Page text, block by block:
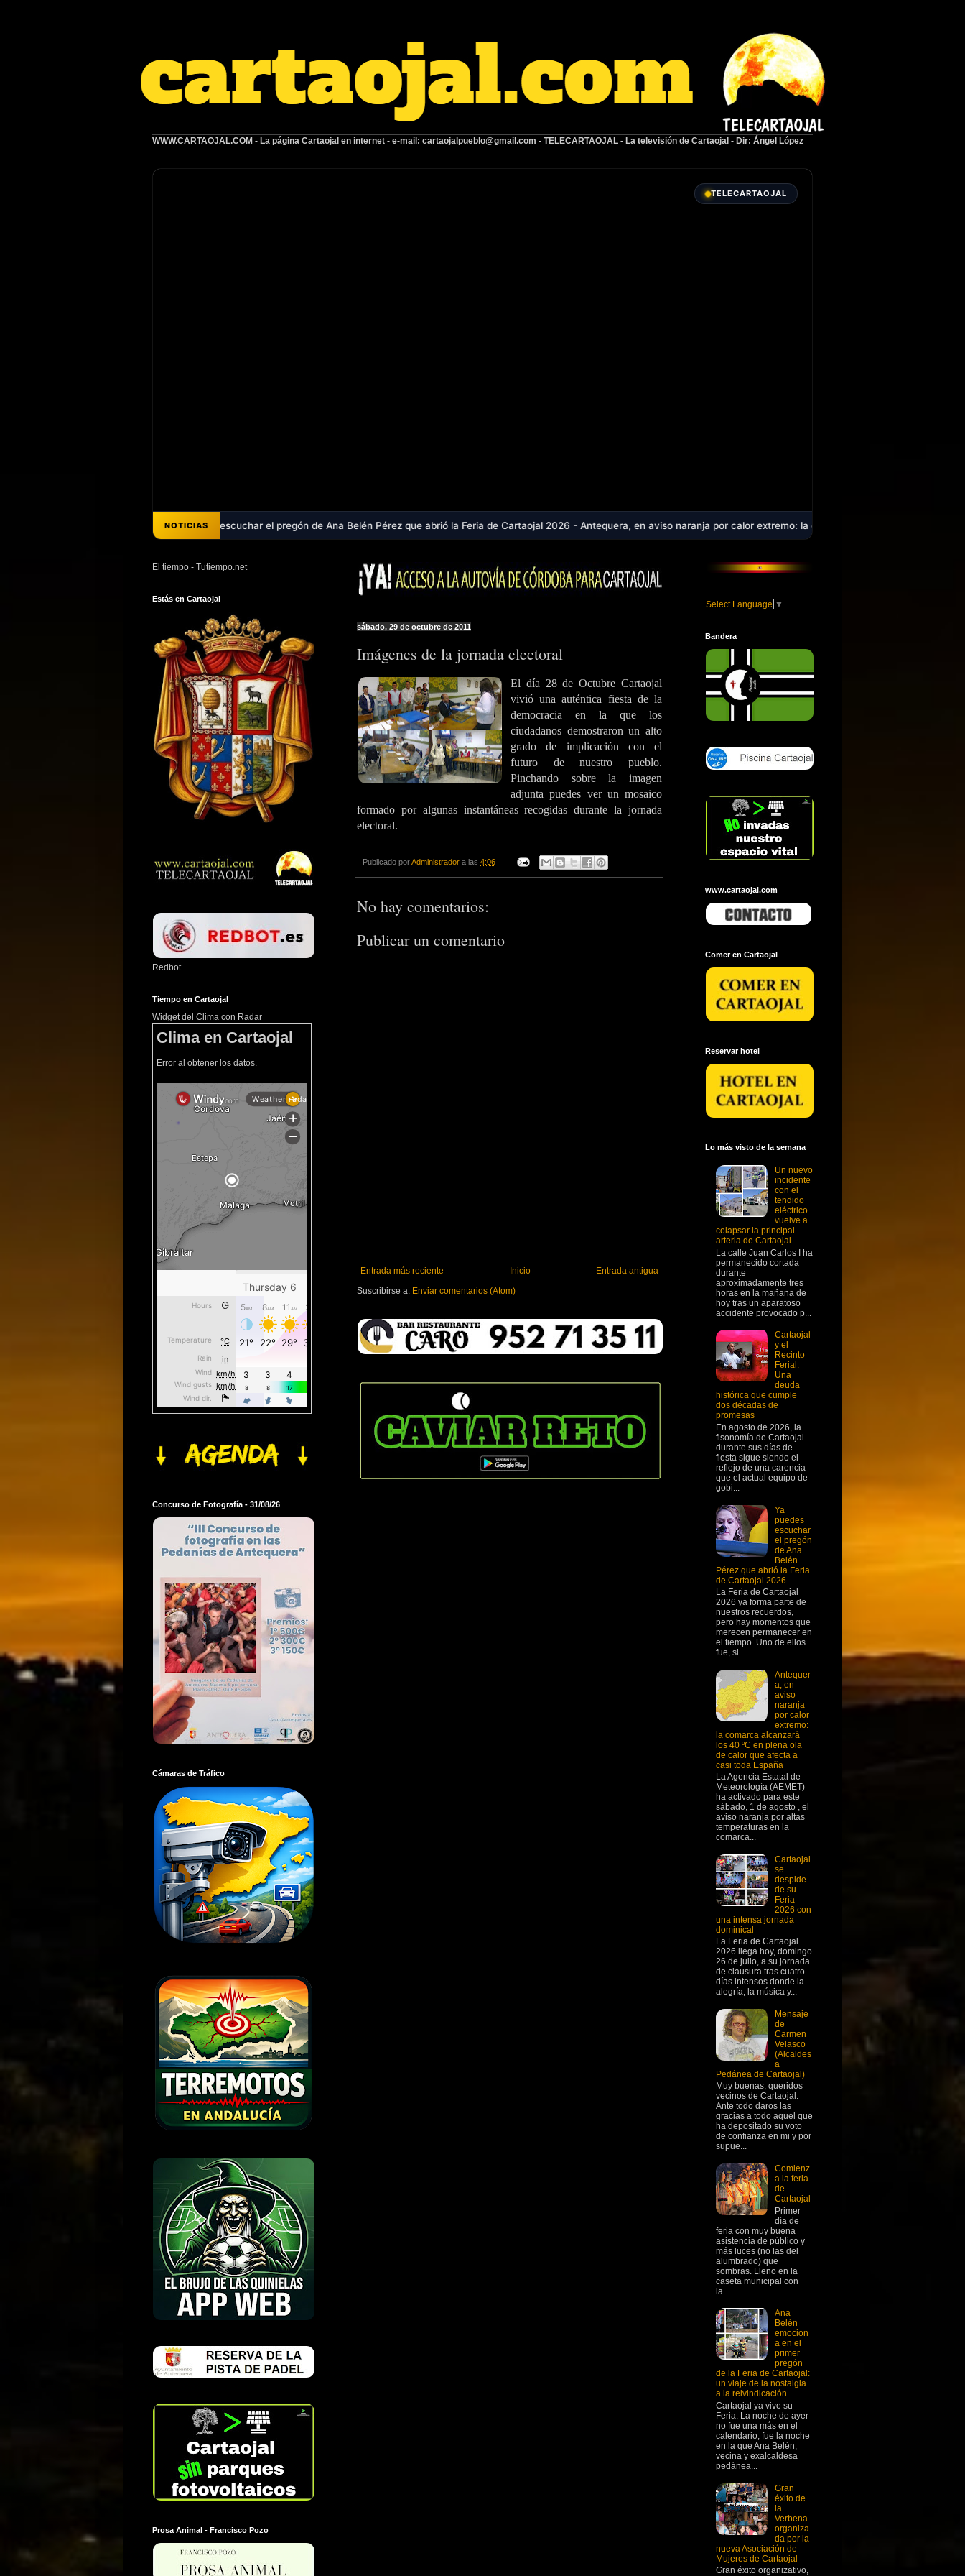
WWW.CARTAOJAL.COM - La página Cartaojal en internet - e-mail: cartaojalpueblo@gmail.com - TELECARTAOJAL - La televisión de Cartaojal - Dir: Ángel López
TELECARTAOJAL
NOTICIAS
promesas - Ya puedes escuchar el pregón de Ana Belén Pérez que abrió la Feria de Cartaojal 2026 - Antequera, en aviso naranja por calor extremo: la comarca alcanzará los 40 ºC en plena ola de
sábado, 29 de octubre de 2011
Imágenes de la jornada electoral
El día 28 de Octubre Cartaojal
vivió una auténtica fiesta de la
democracia en la que los
ciudadanos demostraron un alto
grado de implicación con el
futuro de nuestro pueblo.
Pinchando sobre la imagen
adjunta puedes ver un mosaico
formado por algunas instantáneas recogidas durante la jornada
electoral.
Publicado porAdministrador a las 4:06
No hay comentarios:
Publicar un comentario
Entrada más reciente Entrada antigua
Inicio
Suscribirse a: Enviar comentarios (Atom)
El tiempo - Tutiempo.net
Estás en Cartaojal
Redbot
Tiempo en Cartaojal
Widget del Clima con Radar
Clima en Cartaojal
Error al obtener los datos.
Concurso de Fotografía - 31/08/26
Cámaras de Tráfico
Prosa Animal - Francisco Pozo
Select Language ▼
Bandera
www.cartaojal.com
Comer en Cartaojal
Reservar hotel
Lo más visto de la semana
Un nuevo
incidente
con el
tendido
eléctrico
vuelve a
colapsar la principal
arteria de Cartaojal
La calle Juan Carlos I ha
permanecido cortada
durante
aproximadamente tres
horas en la mañana de
hoy tras un aparatoso
accidente provocado p...
Cartaojal
y el
Recinto
Ferial:
Una
deuda
histórica que cumple
dos décadas de
promesas
En agosto de 2026, la
fisonomía de Cartaojal
durante sus días de
fiesta sigue siendo el
reflejo de una carencia
que el actual equipo de
gobi...
Ya
puedes
escuchar
el pregón
de Ana
Belén
Pérez que abrió la Feria
de Cartaojal 2026
La Feria de Cartaojal
2026 ya forma parte de
nuestros recuerdos,
pero hay momentos que
merecen permanecer en
el tiempo. Uno de ellos
fue, si...
Antequer
a, en
aviso
naranja
por calor
extremo:
la comarca alcanzará
los 40 ºC en plena ola
de calor que afecta a
casi toda España
La Agencia Estatal de
Meteorología (AEMET)
ha activado para este
sábado, 1 de agosto , el
aviso naranja por altas
temperaturas en la
comarca...
Cartaojal
se
despide
de su
Feria
2026 con
una intensa jornada
dominical
La Feria de Cartaojal
2026 llega hoy, domingo
26 de julio, a su jornada
de clausura tras cuatro
días intensos donde la
alegría, la música y...
Mensaje
de
Carmen
Velasco
(Alcaldes
a
Pedánea de Cartaojal)
Muy buenas, queridos
vecinos de Cartaojal:
Ante todo daros las
gracias a todo aquel que
ha depositado su voto
de confianza en mi y por
supue...
Comienz
a la feria
de
Cartaojal
Primer
día de
feria con muy buena
asistencia de público y
más luces (no las del
alumbrado) que
sombras. Lleno en la
caseta municipal con
la...
Ana
Belén
emocion
a en el
primer
pregón
de la Feria de Cartaojal:
un viaje de la nostalgia
a la reivindicación
Cartaojal ya vive su
Feria. La noche de ayer
no fue una más en el
calendario; fue la noche
en la que Ana Belén,
vecina y exalcaldesa
pedánea...
Gran
éxito de
la
Verbena
organiza
da por la
nueva Asociación de
Mujeres de Cartaojal
Gran éxito organizativo,